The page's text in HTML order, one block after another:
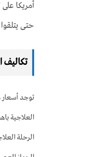
أمريكا
حتى
تكاليف
توجد أسعار
العلاجية
الرحلة